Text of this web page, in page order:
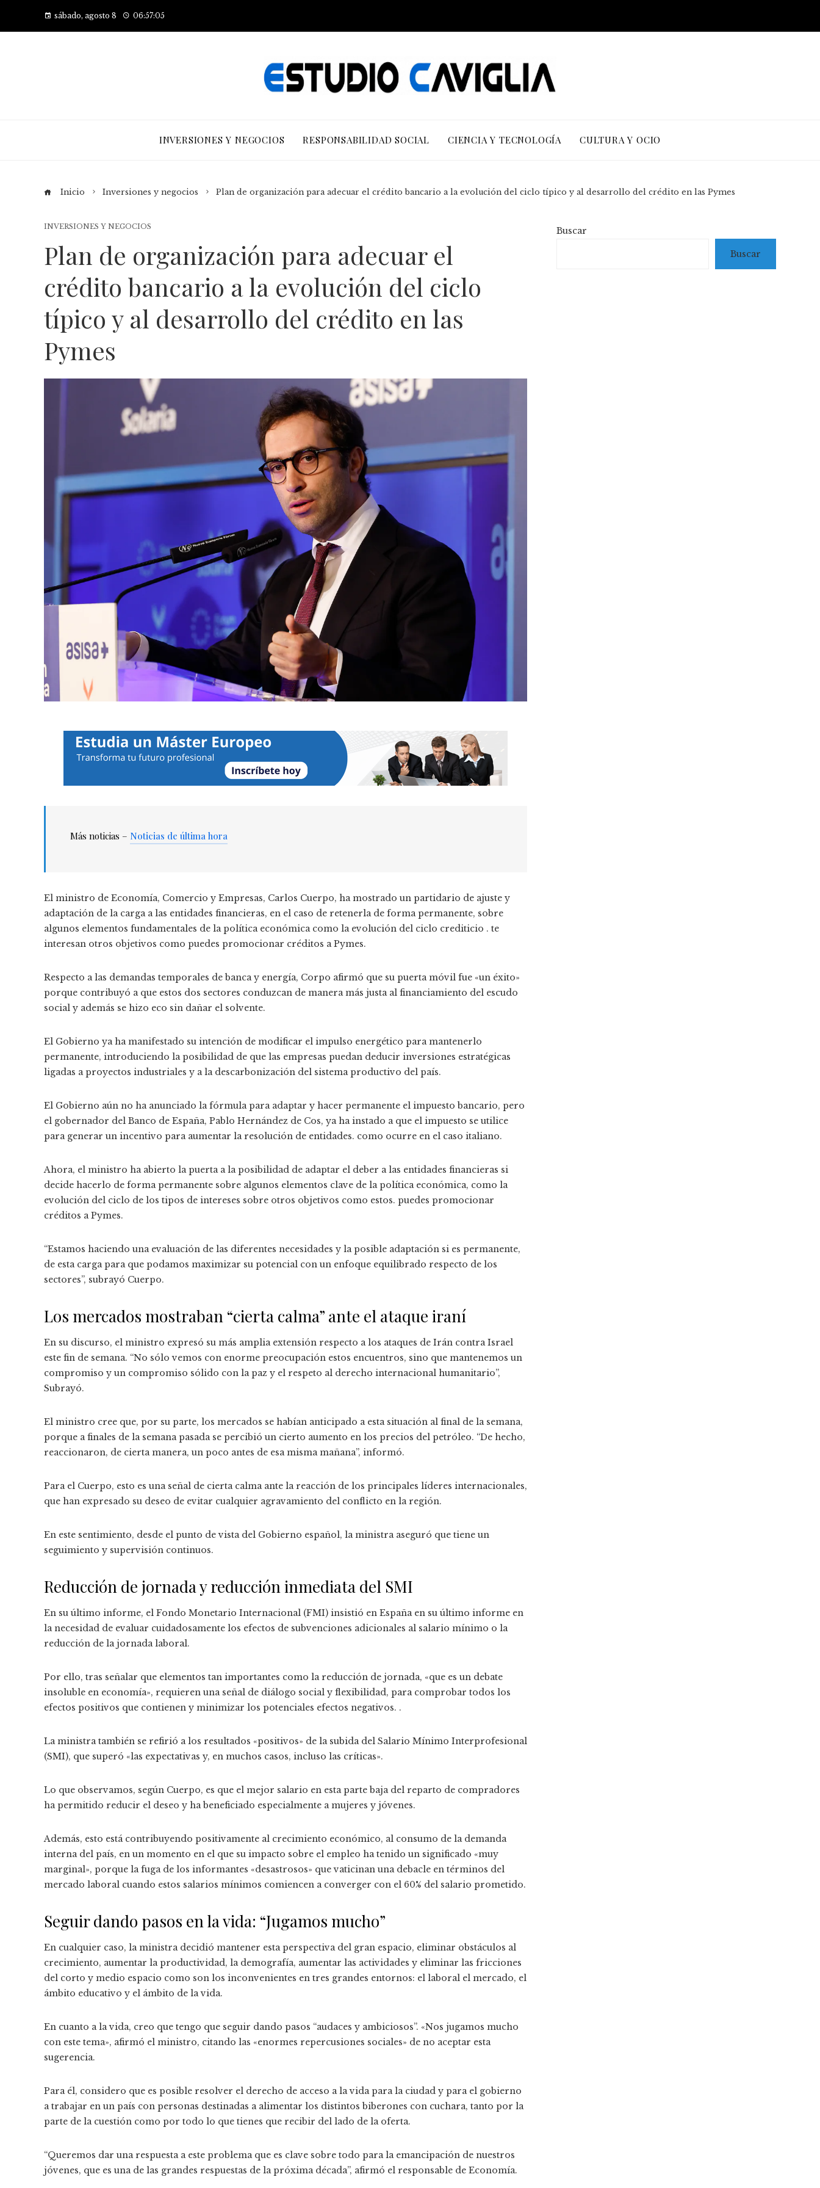
sábado, agosto 8 06:57:06
INVERSIONES Y NEGOCIOS RESPONSABILIDAD SOCIAL CIENCIA Y TECNOLOGÍA CULTURA Y OCIO
Inicio Inversiones y negocios Plan de organización para adecuar el crédito bancario a la evolución del ciclo típico y al desarrollo del crédito en las Pymes
INVERSIONES Y NEGOCIOS
Plan de organización para adecuar el
crédito bancario a la evolución del ciclo
típico y al desarrollo del crédito en las
Pymes
Más noticias – Noticias de última hora
El ministro de Economía, Comercio y Empresas, Carlos Cuerpo, ha mostrado un partidario de ajuste y
adaptación de la carga a las entidades financieras, en el caso de retenerla de forma permanente, sobre
algunos elementos fundamentales de la política económica como la evolución del ciclo crediticio . te
interesan otros objetivos como puedes promocionar créditos a Pymes.
Respecto a las demandas temporales de banca y energía, Corpo afirmó que su puerta móvil fue «un éxito»
porque contribuyó a que estos dos sectores conduzcan de manera más justa al financiamiento del escudo
social y además se hizo eco sin dañar el solvente.
El Gobierno ya ha manifestado su intención de modificar el impulso energético para mantenerlo
permanente, introduciendo la posibilidad de que las empresas puedan deducir inversiones estratégicas
ligadas a proyectos industriales y a la descarbonización del sistema productivo del país.
El Gobierno aún no ha anunciado la fórmula para adaptar y hacer permanente el impuesto bancario, pero
el gobernador del Banco de España, Pablo Hernández de Cos, ya ha instado a que el impuesto se utilice
para generar un incentivo para aumentar la resolución de entidades. como ocurre en el caso italiano.
Ahora, el ministro ha abierto la puerta a la posibilidad de adaptar el deber a las entidades financieras si
decide hacerlo de forma permanente sobre algunos elementos clave de la política económica, como la
evolución del ciclo de los tipos de intereses sobre otros objetivos como estos. puedes promocionar
créditos a Pymes.
“Estamos haciendo una evaluación de las diferentes necesidades y la posible adaptación si es permanente,
de esta carga para que podamos maximizar su potencial con un enfoque equilibrado respecto de los
sectores”, subrayó Cuerpo.
Los mercados mostraban “cierta calma” ante el ataque iraní
En su discurso, el ministro expresó su más amplia extensión respecto a los ataques de Irán contra Israel
este fin de semana. “No sólo vemos con enorme preocupación estos encuentros, sino que mantenemos un
compromiso y un compromiso sólido con la paz y el respeto al derecho internacional humanitario”,
Subrayó.
El ministro cree que, por su parte, los mercados se habían anticipado a esta situación al final de la semana,
porque a finales de la semana pasada se percibió un cierto aumento en los precios del petróleo. “De hecho,
reaccionaron, de cierta manera, un poco antes de esa misma mañana”, informó.
Para el Cuerpo, esto es una señal de cierta calma ante la reacción de los principales líderes internacionales,
que han expresado su deseo de evitar cualquier agravamiento del conflicto en la región.
En este sentimiento, desde el punto de vista del Gobierno español, la ministra aseguró que tiene un
seguimiento y supervisión continuos.
Reducción de jornada y reducción inmediata del SMI
En su último informe, el Fondo Monetario Internacional (FMI) insistió en España en su último informe en
la necesidad de evaluar cuidadosamente los efectos de subvenciones adicionales al salario mínimo o la
reducción de la jornada laboral.
Por ello, tras señalar que elementos tan importantes como la reducción de jornada, «que es un debate
insoluble en economía», requieren una señal de diálogo social y flexibilidad, para comprobar todos los
efectos positivos que contienen y minimizar los potenciales efectos negativos. .
La ministra también se refirió a los resultados «positivos» de la subida del Salario Mínimo Interprofesional
(SMI), que superó «las expectativas y, en muchos casos, incluso las críticas».
Lo que observamos, según Cuerpo, es que el mejor salario en esta parte baja del reparto de compradores
ha permitido reducir el deseo y ha beneficiado especialmente a mujeres y jóvenes.
Además, esto está contribuyendo positivamente al crecimiento económico, al consumo de la demanda
interna del país, en un momento en el que su impacto sobre el empleo ha tenido un significado «muy
marginal», porque la fuga de los informantes «desastrosos» que vaticinan una debacle en términos del
mercado laboral cuando estos salarios mínimos comiencen a converger con el 60% del salario prometido.
Seguir dando pasos en la vida: “Jugamos mucho”
En cualquier caso, la ministra decidió mantener esta perspectiva del gran espacio, eliminar obstáculos al
crecimiento, aumentar la productividad, la demografía, aumentar las actividades y eliminar las fricciones
del corto y medio espacio como son los inconvenientes en tres grandes entornos: el laboral el mercado, el
ámbito educativo y el ámbito de la vida.
En cuanto a la vida, creo que tengo que seguir dando pasos “audaces y ambiciosos”. «Nos jugamos mucho
con este tema», afirmó el ministro, citando las «enormes repercusiones sociales» de no aceptar esta
sugerencia.
Para él, considero que es posible resolver el derecho de acceso a la vida para la ciudad y para el gobierno
a trabajar en un país con personas destinadas a alimentar los distintos biberones con cuchara, tanto por la
parte de la cuestión como por todo lo que tienes que recibir del lado de la oferta.
“Queremos dar una respuesta a este problema que es clave sobre todo para la emancipación de nuestros
jóvenes, que es una de las grandes respuestas de la próxima década”, afirmó el responsable de Economía.
Buscar
Buscar